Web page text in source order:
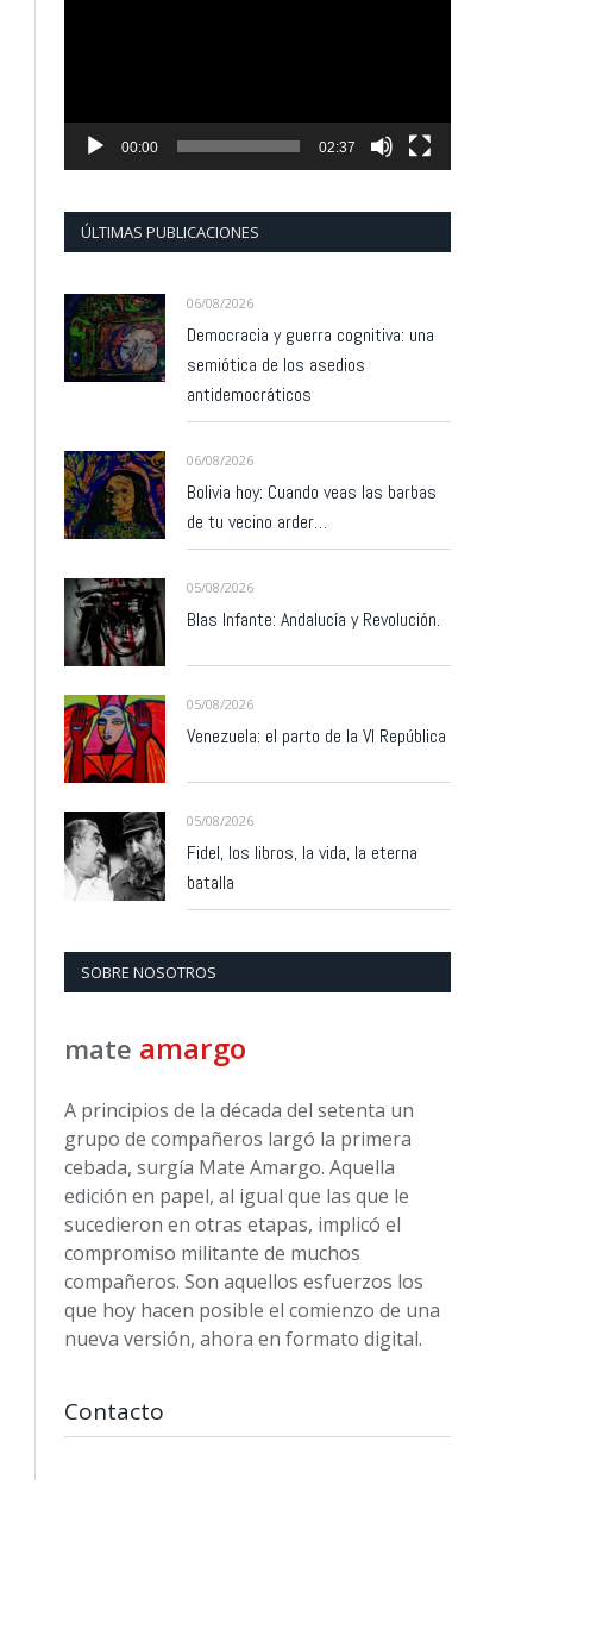
00:00 02:37
ÚLTIMAS PUBLICACIONES
06/08/2026
Democracia y guerra cognitiva: una
semiótica de los asedios
antidemocráticos
06/08/2026
Bolivia hoy: Cuando veas las barbas
de tu vecino arder…
05/08/2026
Blas Infante: Andalucía y Revolución.
05/08/2026
Venezuela: el parto de la VI República
05/08/2026
Fidel, los libros, la vida, la eterna
batalla
SOBRE NOSOTROS
mate amargo
A principios de la década del setenta un
grupo de compañeros largó la primera
cebada, surgía Mate Amargo. Aquella
edición en papel, al igual que las que le
sucedieron en otras etapas, implicó el
compromiso militante de muchos
compañeros. Son aquellos esfuerzos los
que hoy hacen posible el comienzo de una
nueva versión, ahora en formato digital.
Contacto